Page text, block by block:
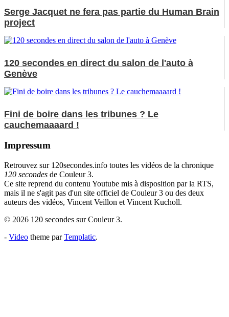
Serge Jacquet ne fera pas partie du Human Brain
project
120 secondes en direct du salon de l'auto à
Genève
Fini de boire dans les tribunes ? Le
cauchemaaaard !
Impressum
Retrouvez sur 120secondes.info toutes les vidéos de la chronique
120 secondes de Couleur 3.
Ce site reprend du contenu Youtube mis à disposition par la RTS,
mais il ne s'agit pas d'un site officiel de Couleur 3 ou des deux
auteurs des vidéos, Vincent Veillon et Vincent Kucholl.
© 2026 120 secondes sur Couleur 3.
- Video theme parTemplatic.